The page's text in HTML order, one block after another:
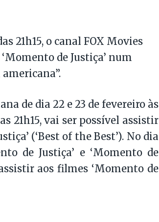
21h15, o canal FOX Movies
de Justiça’ num
de dia 22 e 23 de fevereiro às
21h15, vai ser possível assistir
(‘Best of the Best’). No dia
de Justiça’ e ‘Momento de
aos filmes ‘Momento de